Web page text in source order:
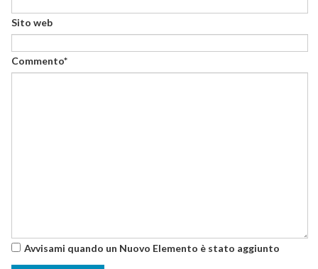
Sito web
Commento*
Avvisami quando un Nuovo Elemento è stato aggiunto